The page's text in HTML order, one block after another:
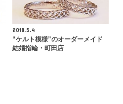
2018.5.4
“ケルト模様”のオーダーメイド
結婚指輪・町田店